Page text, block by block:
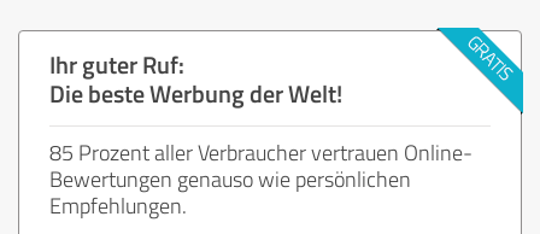
Ihr guter Ruf:
Die beste Werbung der Welt!
85 Prozent aller Verbraucher vertrauen Online-
Bewertungen genauso wie persönlichen
Empfehlungen.